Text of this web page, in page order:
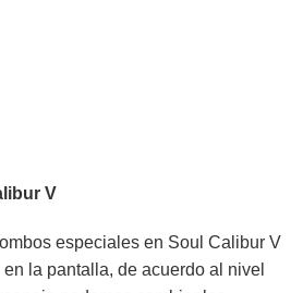
V
especiales en Soul Calibur V
la pantalla, de acuerdo al nivel